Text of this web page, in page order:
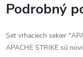
Podrobný
Set vrhaciech sekier
APACHE STRIKE sú